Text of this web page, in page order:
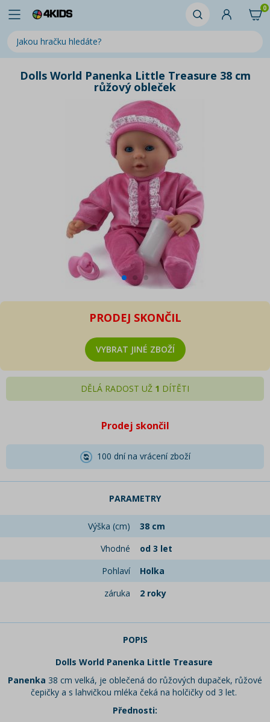
0
Dolls World Panenka Little Treasure 38 cm
růžový obleček
PRODEJ SKONČIL
VYBRAT JINÉ ZBOŽÍ
DĚLÁ RADOST UŽ 1 DÍTĚTI
Prodej skončil
100 dní na vrácení zboží
PARAMETRY
Výška (cm)
38 cm
Vhodné
od 3 let
Pohlaví
Holka
záruka
2 roky
POPIS
Dolls World Panenka Little Treasure
Panenka 38 cm velká, je oblečená do růžových dupaček, růžové
čepičky a s lahvičkou mléka čeká na holčičky od 3 let.
Přednosti: